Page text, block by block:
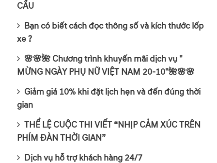
CẦU
Bạn có biết cách đọc thông số và kích thước lốp
xe ?
🌸🌸🌺 Chương trình khuyến mãi dịch vụ "
MỪNG NGÀY PHỤ NỮ VIỆT NAM 20-10"🌺🌸🌸
Giảm giá 10% khi đặt lịch hẹn và đến đúng thời
gian
THỂ LỆ CUỘC THI VIẾT “NHỊP CẢM XÚC TRÊN
PHÍM ĐÀN THỜI GIAN”
Dịch vụ hỗ trợ khách hàng 24/7